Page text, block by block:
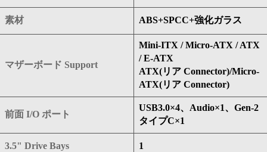
素材 ABS+SPCC+強化ガラス
マザーボード Support
Mini-ITX / Micro-ATX / ATX
/ E-ATX
ATX(リア Connector)/Micro-
ATX(リア Connector)
前面 I/O ポート
USB3.0×4、Audio×1、Gen-2
タイプC×1
3.5" Drive Bays 1